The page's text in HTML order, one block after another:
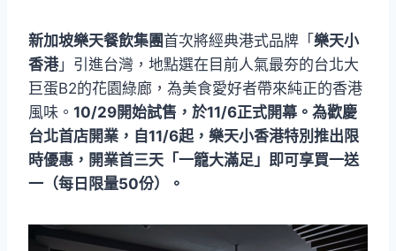
新加坡樂天餐飲集團首次將經典港式品牌「 樂天小
香港」引進台灣，地點選在目前人氣最夯的台北大
巨蛋B2的花園綠廊，為美食愛好者帶來純正的香港
風味。 10/29開始試售，於11/6正式開幕。為歡慶
台北首店開業，自11/6起，樂天小香港特別推出限
時優惠，開業首三天「一籠大滿足」即可享買一送
一（每日限量50份）。